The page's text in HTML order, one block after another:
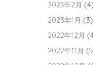
2023年2月 (4)
2023年1月 (3)
2022年12月
2022年11月